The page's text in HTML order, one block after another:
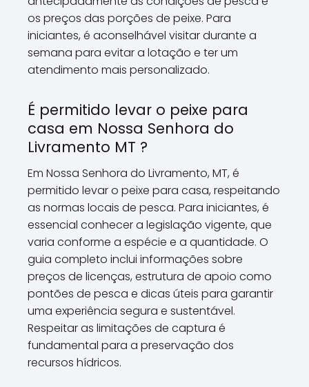
os preços das porções de peixe. Para
iniciantes, é aconselhável visitar durante a
semana para evitar a lotação e ter um
atendimento mais personalizado.
É permitido levar o peixe para
casa em Nossa Senhora do
Livramento MT ?
Em Nossa Senhora do Livramento, MT, é
permitido levar o peixe para casa, respeitando
as normas locais de pesca. Para iniciantes, é
essencial conhecer a legislação vigente, que
varia conforme a espécie e a quantidade. O
guia completo inclui informações sobre
preços de licenças, estrutura de apoio como
pontões de pesca e dicas úteis para garantir
uma experiência segura e sustentável.
Respeitar as limitações de captura é
fundamental para a preservação dos
recursos hídricos.